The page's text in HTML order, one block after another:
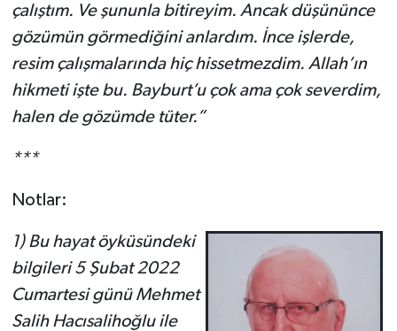
çalıştım. Ve şununla bitireyim. Ancak düşününce
gözümün görmediğini anlardım. İnce işlerde,
resim çalışmalarında hiç hissetmezdim. Allah’ın
hikmeti işte bu. Bayburt’u çok ama çok severdim,
halen de gözümde tüter.”
***
Notlar:
1) Bu hayat öyküsündeki
bilgileri 5 Şubat 2022
Cumartesi günü Mehmet
Salih Hacısalihoğlu ile